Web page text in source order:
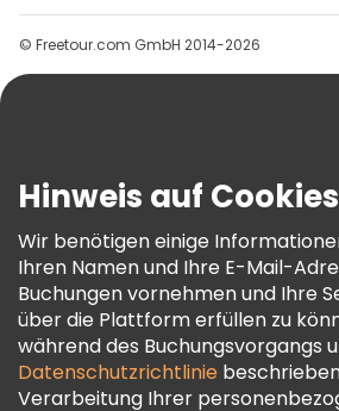
Gruppen
Hilfe
AGB Und Rechtliches
Cookie-Richtlinie
Freetour Auszeichnungen
Treueprogramm
© Freetour.com GmbH 2014-2026
Hinweis auf Cookies
Wir benötigen einige
Ihren Namen und Ihre E-Mail-
Buchungen vornehmen und Ihre
über die Plattform erfüllen zu
während des Buchungsvorgangs
Datenschutzrichtlinie
Verarbeitung Ihrer